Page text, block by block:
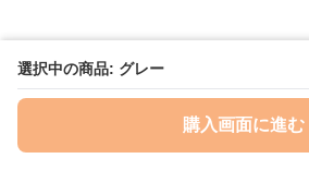
選択中の商品: グレー
購入画面に進む